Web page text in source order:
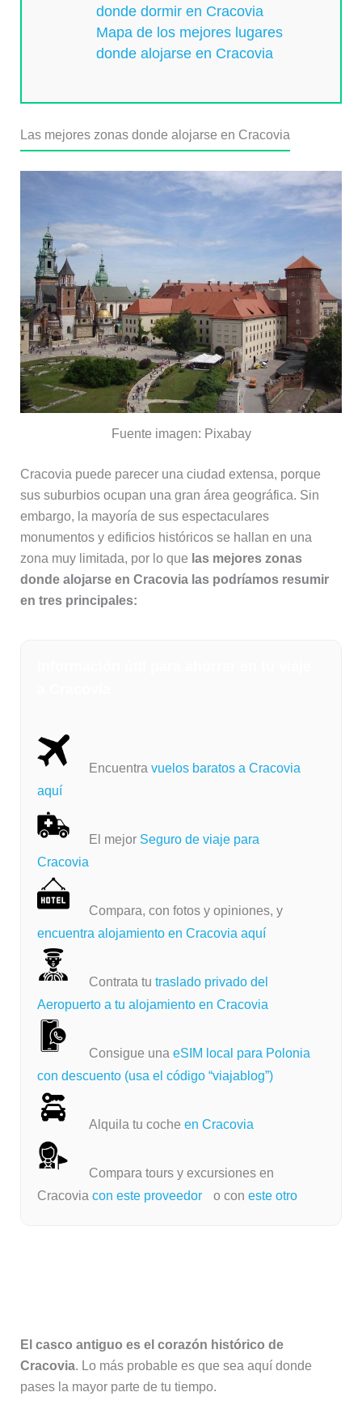
donde dormir en Cracovia
Mapa de los mejores lugares
donde alojarse en Cracovia
Las mejores zonas donde alojarse en Cracovia
Fuente imagen: Pixabay
Cracovia puede parecer una ciudad extensa, porque
sus suburbios ocupan una gran área geográfica. Sin
embargo, la mayoría de sus espectaculares
monumentos y edificios históricos se hallan en una
zona muy limitada, por lo que las mejores zonas
donde alojarse en Cracovia las podríamos resumir
en tres principales:
Encuentra vuelos baratos a Cracovia
aquí
El mejor Seguro de viaje para
Cracovia
Compara, con fotos y opiniones, y
encuentra alojamiento en Cracovia aquí
Contrata tu traslado privado del
Aeropuerto a tu alojamiento en Cracovia
Consigue una eSIM local para Polonia
con descuento (usa el código “viajablog”)
Alquila tu coche en Cracovia
Compara tours y excursiones en
Cracovia con este proveedor o con este otro
El casco antiguo es el corazón histórico de
Cracovia. Lo más probable es que sea aquí donde
pases la mayor parte de tu tiempo.